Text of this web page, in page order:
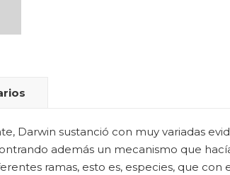
Darwin sustanció con muy variadas
además un mecanismo que
ramas, esto es, especies, que